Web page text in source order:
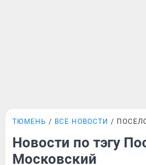
ТЮМЕНЬ ВСЕ НОВОСТИ
Новости по тэгу
Московский